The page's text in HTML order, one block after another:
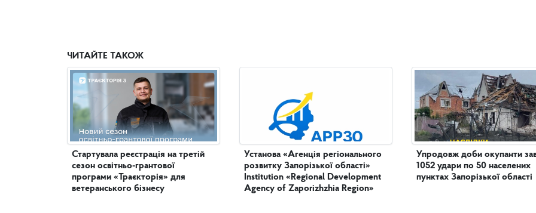
ЧИТАЙТЕ ТАКОЖ
Стартувала реєстрація на третій
сезон освітньо-грантової
програми «Траєкторія» для
ветеранського бізнесу
Установа «Агенція регіонального
розвитку Запорізької області»
Institution «Regional Development
Agency of Zaporizhzhia Region»
Упродовж доби окупанти
1052 удари по 50 населених
пунктах Запорізької області